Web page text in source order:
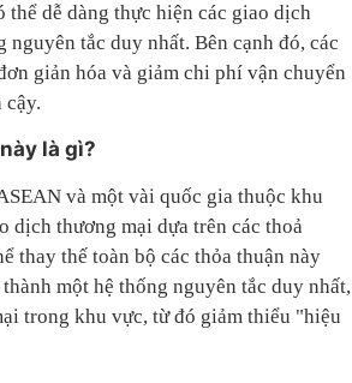
thể dễ dàng thực hiện các giao dịch
tắc duy nhất. Bên cạnh đó, các
giản hóa và giảm chi phí vận chuyển
cậy.
là gì?
và một vài quốc gia thuộc khu
dịch thương mại dựa trên các thoả
thay thế toàn bộ các thỏa thuận này
một hệ thống nguyên tắc duy nhất,
trong khu vực, từ đó giảm thiểu "hiệu